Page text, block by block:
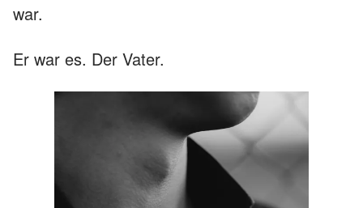
war.
Er war es. Der Vater.